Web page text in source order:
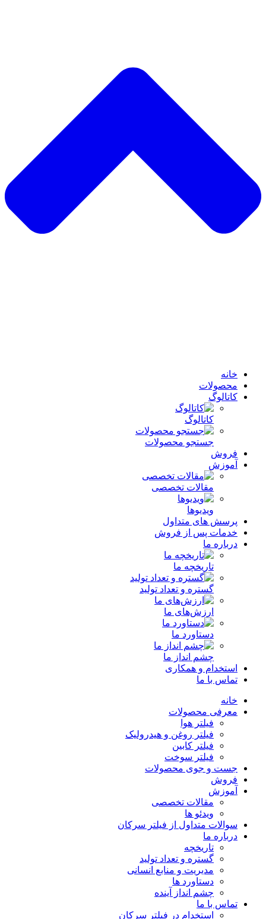
خانه
محصولات
کاتالوگ
کاتالوگ
جستجو محصولات
فروش
آموزش
مقالات تخصصی
ویدیوها
پرسش های متداول
خدمات پس از فروش
درباره ما
تاریخچه ما
گستره و تعداد تولید
ارزش‌های ما
دستاورد ما
چشم انداز ما
استخدام و همکاری
تماس با ما
خانه
معرفی محصولات
فیلتر هوا
فیلتر روغن و هیدرولیک
فیلتر کابین
فیلتر سوخت
جست و جوی محصولات
فروش
آموزش
مقالات تخصصی
ویدئو ها
سوالات متداول از فیلتر سرکان
درباره ما
تاریخچه
گستره و تعداد تولید
مدیریت و منابع انسانی
دستاورد ها
چشم انداز آینده
تماس با ما
استخدام در فیلتر سرکان